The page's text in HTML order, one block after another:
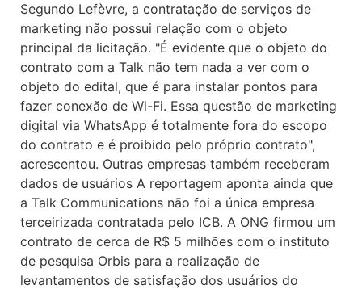
Segundo Lefèvre, a contratação de serviços de
marketing não possui relação com o objeto
principal da licitação. "É evidente que o objeto do
contrato com a Talk não tem nada a ver com o
objeto do edital, que é para instalar pontos para
fazer conexão de Wi-Fi. Essa questão de marketing
digital via WhatsApp é totalmente fora do escopo
do contrato e é proibido pelo próprio contrato",
acrescentou. Outras empresas também receberam
dados de usuários A reportagem aponta ainda que
a Talk Communications não foi a única empresa
terceirizada contratada pelo ICB. A ONG firmou um
contrato de cerca de R$ 5 milhões com o instituto
de pesquisa Orbis para a realização de
levantamentos de satisfação dos usuários do